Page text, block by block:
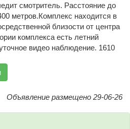
смотритель. Расстояние до
метров.Комплекс находится в
близости от центра
комплекса есть летний
видео наблюдение. 1610
Объявление размещено 29-06-26